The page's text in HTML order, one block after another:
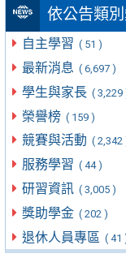
依公告類
自主學習 ( 51 )
最新消息 ( 6,697 )
學生與家長 ( 3,229
榮譽榜 ( 159 )
競賽與活動 ( 2,342
服務學習 ( 44 )
研習資訊 ( 3,005 )
獎助學金 ( 202 )
退休人員專區 ( 41